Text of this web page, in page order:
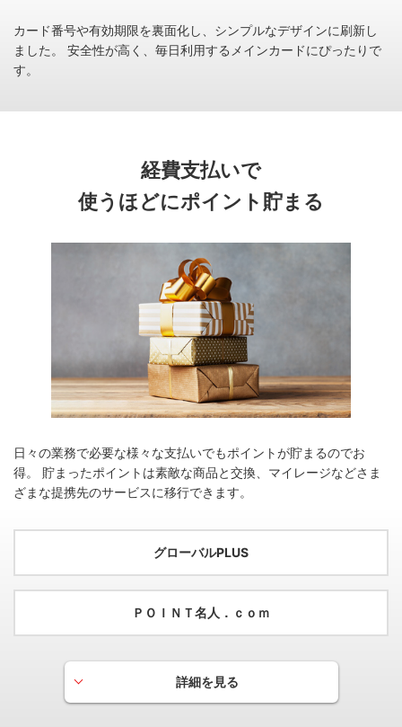
カード番号や有効期限を裏面化し、シンプルなデザインに刷新し
ました。
安全性が高く、毎日利用するメインカードにぴったりで
す。
経費支払いで
使うほどにポイント貯まる
日々の業務で必要な様々な支払いでもポイントが貯まるのでお
得。
貯まったポイントは素敵な商品と交換、マイレージなどさま
ざまな提携先のサービスに移行できます。
グローバルPLUS
ＰＯＩＮＴ名人．ｃｏｍ
グローバルPLUS
月間のショッピングご利用金額に応じて当月の基本ポイント
詳細を見る